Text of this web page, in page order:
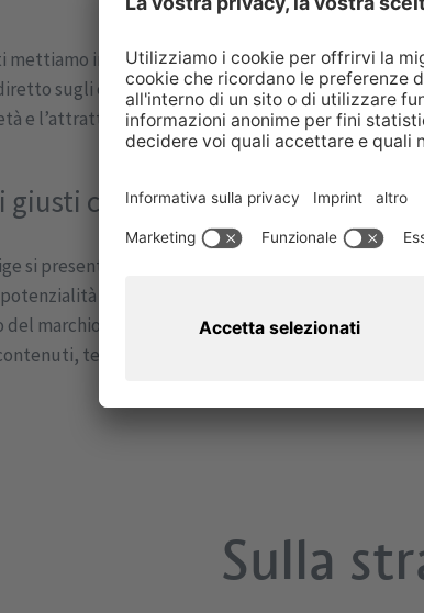
mettiamo informazioni utili e aggiornate su
sugli ospiti e sulle loro decisioni,
e l’attrattività dell’Alto Adige.
giusti contenuti
si presenta da più angolazioni utilizzando
tecniche dei diversi canali social. I
marchio Alto Adige. I contenuti principali
tempistiche e gestione della community
Sulla